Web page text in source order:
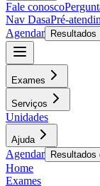
Fale conosco
Nav DasaPré-
Agendar
Resultados
Exames
Serviços
Unidades
Ajuda
Agendar Resultados
Home
Exames